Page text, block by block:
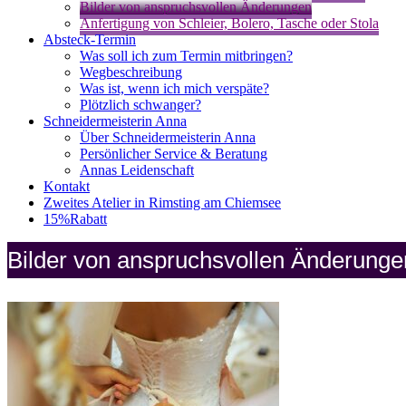
Bilder von anspruchsvollen Änderungen
Anfertigung von Schleier, Bolero, Tasche oder Stola
Absteck-Termin
Was soll ich zum Termin mitbringen?
Wegbeschreibung
Was ist, wenn ich mich verspäte?
Plötzlich schwanger?
Schneidermeisterin Anna
Über Schneidermeisterin Anna
Persönlicher Service & Beratung
Annas Leidenschaft
Kontakt
Zweites Atelier in Rimsting am Chiemsee
15%Rabatt
Bilder von anspruchsvollen